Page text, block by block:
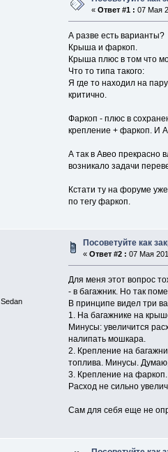
« Ответ #1 : 07 Мая
А разве есть варианты?
Крыша и фаркоп.
Крыша плюс в том что
Что то типа такого:
Я где то находил на
критично.
Фаркоп - плюс в
крепление + фаркоп. И
А так в Авео прекрасно
возникало задачи
Кстати ту на форуме
по тегу фаркоп.
Посоветуйте как
« Ответ #2 : 07 Мая
Для меня этот вопрос
- в багажник. Но так
В принципе видел три
1. На багажнике на
Минусы: увеличится
налипать мошкара.
2. Крепление на
топлива. Минусы.
3. Крепление на
Расход не сильно
Сам для себя еще не